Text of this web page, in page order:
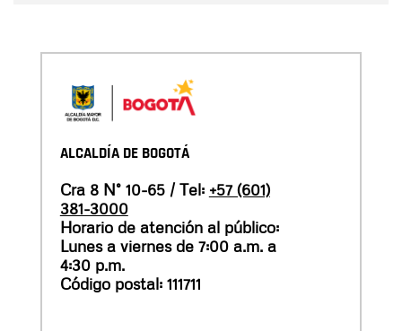
ALCALDÍA DE BOGOTÁ
Cra 8 N° 10-65 / Tel: +57 (601)
381-3000
Horario de atención al público:
Lunes a viernes de 7:00 a.m. a
4:30 p.m.
Código postal: 111711